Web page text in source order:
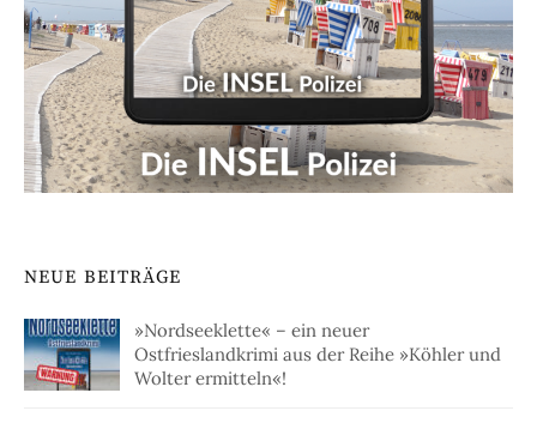
NEUE BEITRÄGE
»Nordseeklette« – ein neuer
Ostfrieslandkrimi aus der Reihe »Köhler und
Wolter ermitteln«!